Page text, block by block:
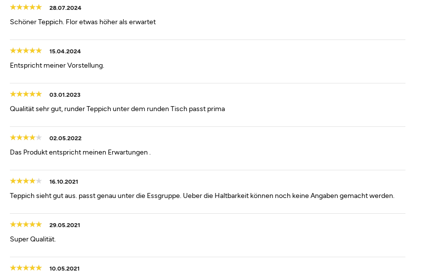
28.07.2024
Schöner Teppich. Flor etwas höher als erwartet
15.04.2024
Entspricht meiner Vorstellung.
03.01.2023
Qualität sehr gut, runder Teppich unter dem runden Tisch passt prima
02.05.2022
Das Produkt entspricht meinen Erwartungen .
16.10.2021
Teppich sieht gut aus. passt genau unter die Essgruppe. Ueber die Haltbarkeit können noch keine Angaben gemacht werden.
29.05.2021
Super Qualität.
10.05.2021